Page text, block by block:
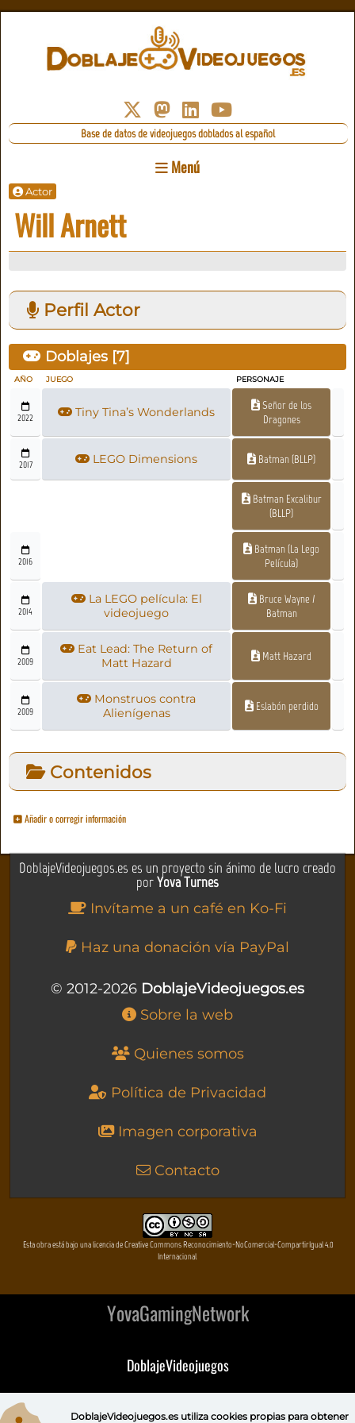
Base de datos de videojuegos doblados al español
Menú
Actor
Will Arnett
Perfil Actor
Doblajes [7]
AÑO JUEGO PERSONAJE
2022 Tiny Tina’s Wonderlands
Señor de los
Dragones
2017 LEGO Dimensions Batman (BLLP)
Batman Excalibur
(BLLP)
2016
Batman (La Lego
Película)
2014
La LEGO película: El
videojuego
Bruce Wayne /
Batman
2009
Eat Lead: The Return of
Matt Hazard
Matt Hazard
2009
Monstruos contra
Alienígenas
Eslabón perdido
Contenidos
Añadir o corregir información
DoblajeVideojuegos.es es un proyecto sin ánimo de lucro creado
porYova Turnes
Invítame a un café en Ko-Fi
Haz una donación vía PayPal
© 2012-2026 DoblajeVideojuegos.es
Sobre la web
Quienes somos
Política de Privacidad
Imagen corporativa
Contacto
Esta obra está bajo una licencia de Creative Commons Reconocimiento-NoComercial-CompartirIgual 4.0
Internacional
YovaGamingNetwork
DoblajeVideojuegos
DoblajeVideojuegos.es utiliza cookies propiaspara obtener